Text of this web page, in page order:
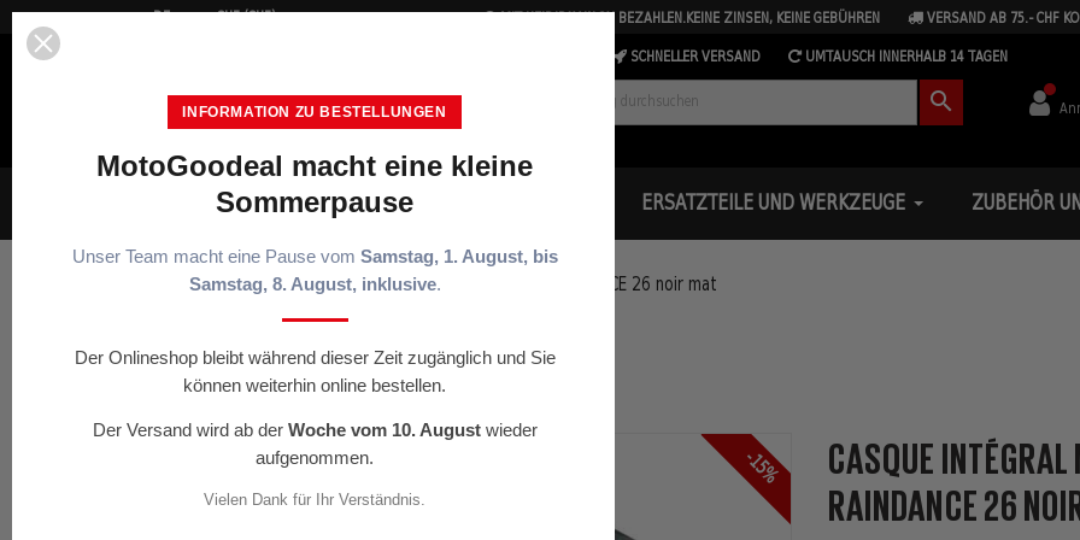
DE CHF (CHF) MIT HEIDIPAY IN 3X BEZAHLEN.KEINE ZINSEN, KEINE GEBÜHREN VERSAND AB 75.- CHF
SCHNELLER VERSAND UMTAUSCH INNERHALB 14 TAGEN

TÖFFBEKLEIDUNG ERSATZTEILE UND WERKZEUGE ZUBEHÖR
Startseite Kopfhörer Casque intégral N60-6 SPORT RAINDANCE 26 noir mat
< ZURÜCK
-15%
CASQUE
RAINDANCE 26
INFORMATION ZU BESTELLUNGEN
MotoGoodeal macht eine kleine
Sommerpause
Unser Team macht eine Pause vom Samstag, 1. August, bis
Samstag, 8. August, inklusive.
Der Onlineshop bleibt während dieser Zeit zugänglich und Sie
können weiterhin online bestellen.
Der Versand wird ab der Woche vom 10. Augustwieder
aufgenommen.
Vielen Dank für Ihr Verständnis.